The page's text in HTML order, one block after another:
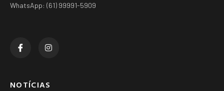
WhatsApp: (61) 99991-5909
NOTÍCIAS